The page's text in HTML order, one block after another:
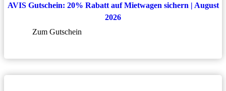
AVIS Gutschein: 20% Rabatt auf Mietwagen sichern | August
2026
Zum Gutschein